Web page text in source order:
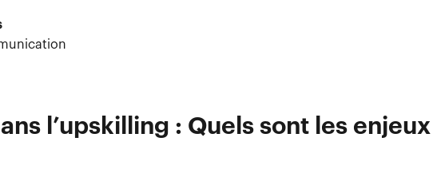
l’upskilling : Quels sont les